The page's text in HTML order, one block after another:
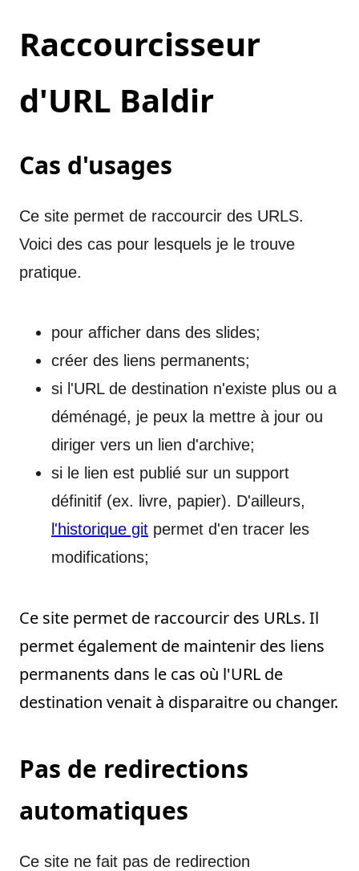
Raccourcisseur
d'URL Baldir
Cas d'usages
Ce site permet de raccourcir des URLS.
Voici des cas pour lesquels je le trouve
pratique.
pour afficher dans des slides;
créer des liens permanents;
si l'URL de destination n'existe plus ou a
déménagé, je peux la mettre à jour ou
diriger vers un lien d'archive;
si le lien est publié sur un support
définitif (ex. livre, papier). D'ailleurs,
l'historique git permet d'en tracer les
modifications;
Ce site permet de raccourcir des URLs. Il
permet également de maintenir des liens
permanents dans le cas où l'URL de
destination venait à disparaitre ou changer.
Pas de redirections
automatiques
Ce site ne fait pas de redirection